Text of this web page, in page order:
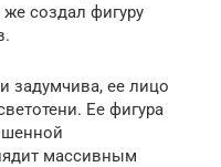
создал фигуру
задумчива, ее лицо
Ее фигура
массивным